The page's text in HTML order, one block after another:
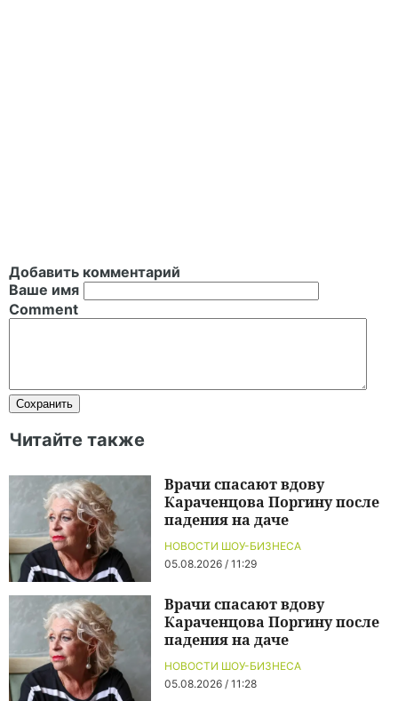
Добавить комментарий
Ваше имя
Comment
Читайте также
НОВОСТИ ШОУ-БИЗНЕСА
05.08.2026 / 11:29
Врачи спасают вдову
Караченцова Поргину после
падения на даче
НОВОСТИ ШОУ-БИЗНЕСА
05.08.2026 / 11:28
Врачи спасают вдову
Караченцова Поргину после
падения на даче